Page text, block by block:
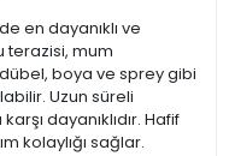
en dayanıklı ve
terazisi, mum
dübel, boya ve sprey gibi
Uzun süreli
dayanıklıdır. Hafif
kolaylığı sağlar.